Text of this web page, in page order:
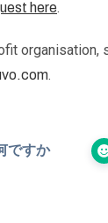
here.
organisation,
.
ですか